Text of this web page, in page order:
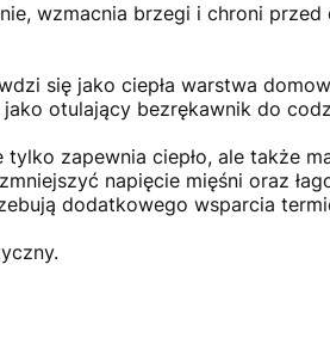
wzmacnia brzegi i chroni przed
się jako ciepła warstwa
otulający bezrękawnik do
tylko zapewnia ciepło, ale także
napięcie mięśni oraz
dodatkowego wsparcia